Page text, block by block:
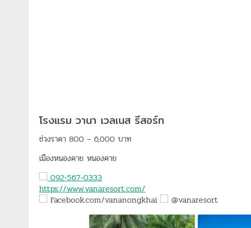
โรงแรม วานา เวลเนส รีสอร์ท
ช่วงราคา 800 – 6,000 บาท
เมืองหนองคาย หนองคาย
092-567-0333
https://www.vanaresort.com/
Facebook.com/vananongkhai
@vanaresort